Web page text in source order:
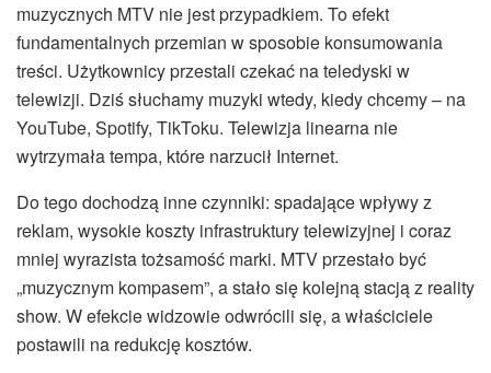
muzycznych MTV nie jest przypadkiem. To efekt
fundamentalnych przemian w sposobie konsumowania
treści. Użytkownicy przestali czekać na teledyski w
telewizji. Dziś słuchamy muzyki wtedy, kiedy chcemy – na
YouTube, Spotify, TikToku. Telewizja linearna nie
wytrzymała tempa, które narzucił Internet.
Do tego dochodzą inne czynniki: spadające wpływy z
reklam, wysokie koszty infrastruktury telewizyjnej i coraz
mniej wyrazista tożsamość marki. MTV przestało być
„muzycznym kompasem”, a stało się kolejną stacją z reality
show. W efekcie widzowie odwrócili się, a właściciele
postawili na redukcję kosztów.